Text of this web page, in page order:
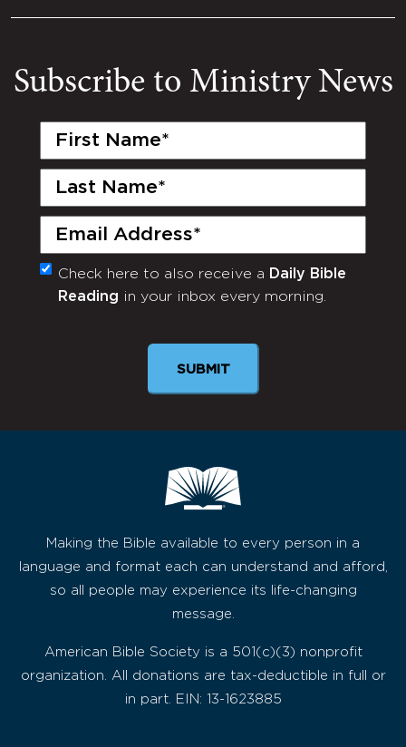
Subscribe to Ministry News
First
Last
Email
(Required)
Monthly
Newsletter
Check here to also receive a Daily Bible
Reading in your inbox every morning.
SUBMIT
Making the Bible available to every person in a
language and format each can understand and afford,
so all people may experience its life-changing
message.
American Bible Society is a 501(c)(3) nonprofit
organization. All donations are tax-deductible in full or
in part. EIN: 13-1623885